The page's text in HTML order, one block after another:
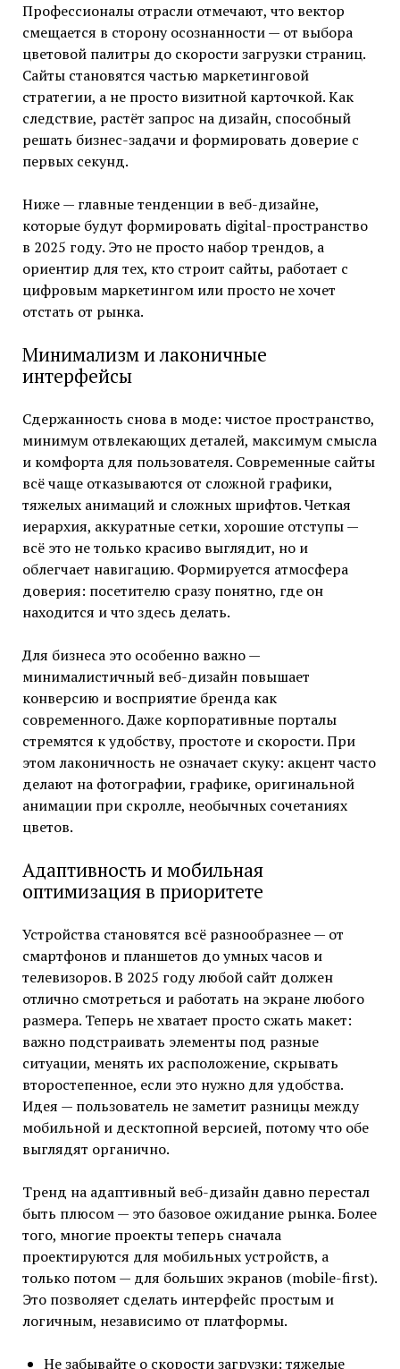
Профессионалы отрасли отмечают, что вектор
смещается в сторону осознанности — от выбора
цветовой палитры до скорости загрузки страниц.
Сайты становятся частью маркетинговой
стратегии, а не просто визитной карточкой. Как
следствие, растёт запрос на дизайн, способный
решать бизнес-задачи и формировать доверие с
первых секунд.
Ниже — главные тенденции в веб-дизайне,
которые будут формировать digital-пространство
в 2025 году. Это не просто набор трендов, а
ориентир для тех, кто строит сайты, работает с
цифровым маркетингом или просто не хочет
отстать от рынка.
Минимализм и лаконичные
интерфейсы
Сдержанность снова в моде: чистое пространство,
минимум отвлекающих деталей, максимум смысла
и комфорта для пользователя. Современные сайты
всё чаще отказываются от сложной графики,
тяжелых анимаций и сложных шрифтов. Четкая
иерархия, аккуратные сетки, хорошие отступы —
всё это не только красиво выглядит, но и
облегчает навигацию. Формируется атмосфера
доверия: посетителю сразу понятно, где он
находится и что здесь делать.
Для бизнеса это особенно важно —
минималистичный веб-дизайн повышает
конверсию и восприятие бренда как
современного. Даже корпоративные порталы
стремятся к удобству, простоте и скорости. При
этом лаконичность не означает скуку: акцент часто
делают на фотографии, графике, оригинальной
анимации при скролле, необычных сочетаниях
цветов.
Адаптивность и мобильная
оптимизация в приоритете
Устройства становятся всё разнообразнее — от
смартфонов и планшетов до умных часов и
телевизоров. В 2025 году любой сайт должен
отлично смотреться и работать на экране любого
размера. Теперь не хватает просто сжать макет:
важно подстраивать элементы под разные
ситуации, менять их расположение, скрывать
второстепенное, если это нужно для удобства.
Идея — пользователь не заметит разницы между
мобильной и десктопной версией, потому что обе
выглядят органично.
Тренд на адаптивный веб-дизайн давно перестал
быть плюсом — это базовое ожидание рынка. Более
того, многие проекты теперь сначала
проектируются для мобильных устройств, а
только потом — для больших экранов (mobile-first).
Это позволяет сделать интерфейс простым и
логичным, независимо от платформы.
Не забывайте о скорости загрузки: тяжелые